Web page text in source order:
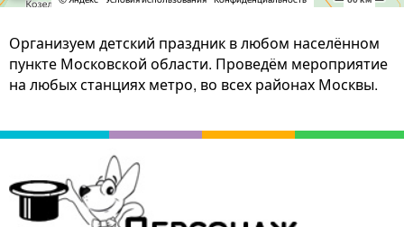
Организуем детский праздник в любом населённом
пункте Московской области. Проведём мероприятие
на любых станциях метро, во всех районах Москвы.